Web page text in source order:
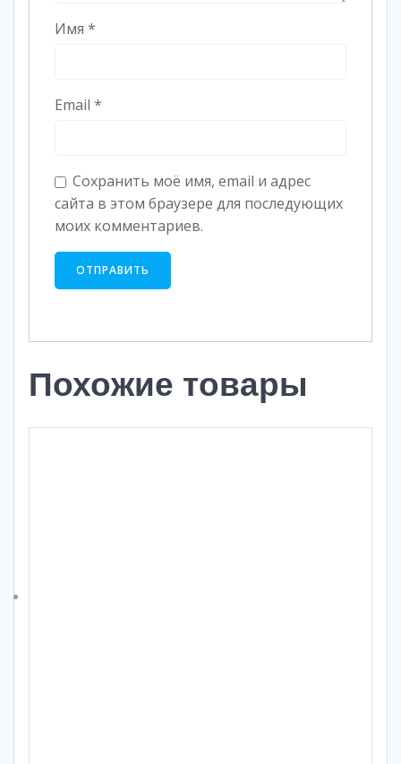
Имя *
Email *
Сохранить моё имя, email и адрес
сайта в этом браузере для последующих
моих комментариев.
Похожие товары